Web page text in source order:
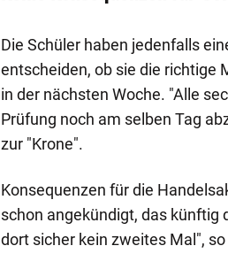
Die Schüler haben jedenfalls
entscheiden, ob sie die richtige
in der nächsten Woche. "Alle
Prüfung noch am selben Tag
zur "Krone".
Konsequenzen für die
schon angekündigt, das künftig
dort sicher kein zweites Mal",